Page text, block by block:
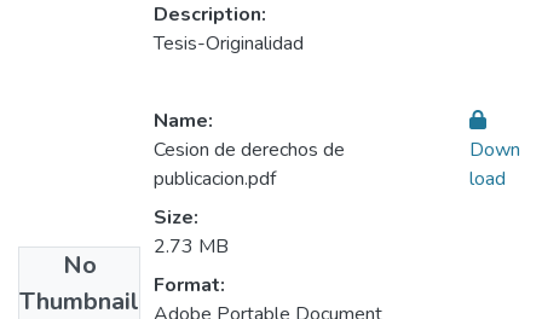
Description:
Tesis-Originalidad
No
Thumbnail
Name:
Cesion de derechos de
publicacion.pdf
Size:
2.73 MB
Format:
Down
load